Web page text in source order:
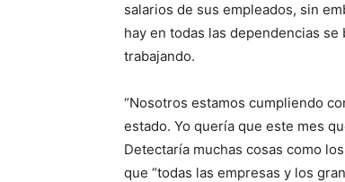
salarios de sus empleados, sin
hay en todas las dependencias
trabajando.
“Nosotros estamos cumpliendo
estado. Yo quería que este mes
Detectaría muchas cosas como
que “todas las empresas y los